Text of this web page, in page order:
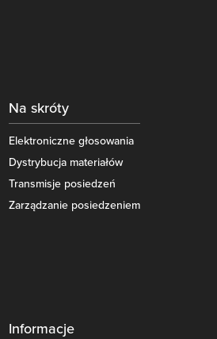
Na skróty
Elektroniczne głosowania
Dystrybucja materiałów
Transmisje posiedzeń
Zarządzanie posiedzeniem
Informacje